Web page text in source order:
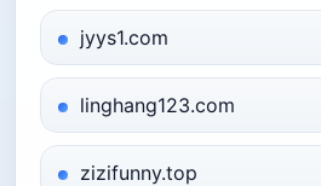
jyys1.com
linghang123.com
zizifunny.top